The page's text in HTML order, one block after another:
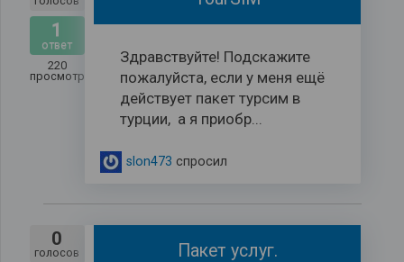
1
ответ
220
просмотров
Здравствуйте! Подскажите
пожалуйста, если у меня ещё
действует пакет турсим в
турции, а я приобр...
slon473 спросил
0
голосов Пакет услуг.